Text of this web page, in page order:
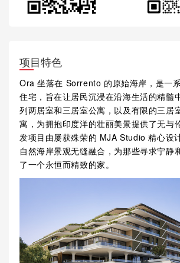
项目特色
Ora 坐落在 Sorrento 的原始海岸，是一
住宅，旨在让居民沉浸在沿海生活的精髓
列两居室和三居室公寓，以及有限的三居
寓，为拥抱印度洋的壮丽美景提供了无与
发项目由屡获殊荣的 MJA Studio 精心设
自然海岸景观无缝融合，为那些寻求宁静
了一个永恒而精致的家。